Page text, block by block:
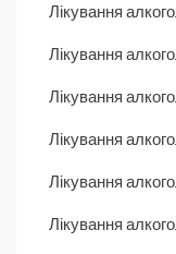
Лікування
Лікування
Лікування
Лікування
Лікування
Лікування